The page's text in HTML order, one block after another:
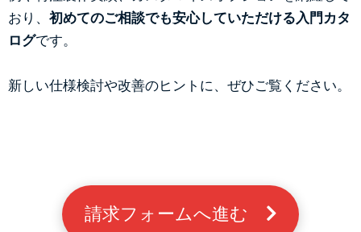
おり、 初めてのご相談でも安心していただける入門カタ
ログです。
新しい仕様検討や改善のヒントに、ぜひご覧ください。
請求フォームへ進む